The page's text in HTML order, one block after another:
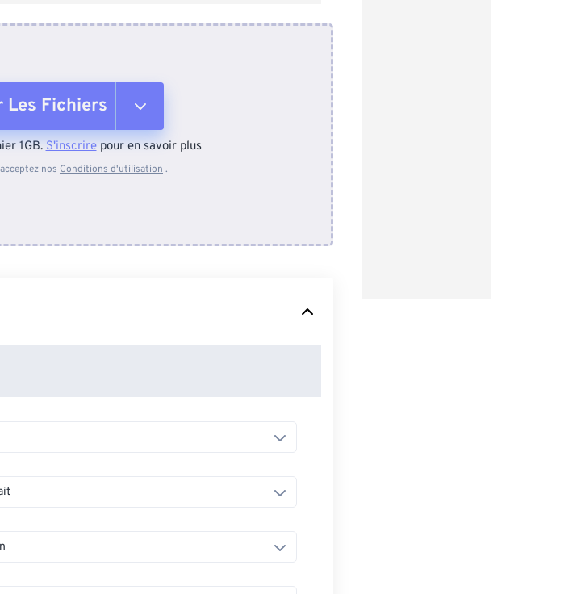
Les Fichiers
l'appareil
1GB.S'inscrirepour en savoir plus
nos Conditions d'utilisation .